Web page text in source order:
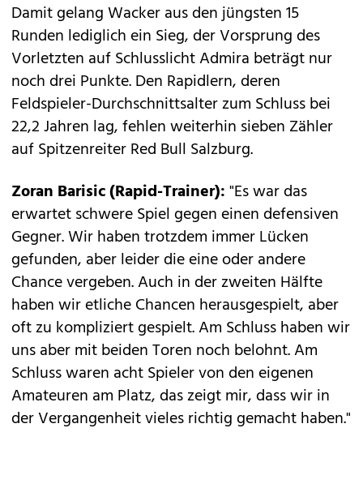
Damit gelang Wacker aus den jüngsten 15
Runden lediglich ein Sieg, der Vorsprung des
Vorletzten auf Schlusslicht Admira beträgt nur
noch drei Punkte. Den Rapidlern, deren
Feldspieler-Durchschnittsalter zum Schluss bei
22,2 Jahren lag, fehlen weiterhin sieben Zähler
auf Spitzenreiter Red Bull Salzburg.
Zoran Barisic (Rapid-Trainer):"Es war das
erwartet schwere Spiel gegen einen defensiven
Gegner. Wir haben trotzdem immer Lücken
gefunden, aber leider die eine oder andere
Chance vergeben. Auch in der zweiten Hälfte
haben wir etliche Chancen herausgespielt, aber
oft zu kompliziert gespielt. Am Schluss haben wir
uns aber mit beiden Toren noch belohnt. Am
Schluss waren acht Spieler von den eigenen
Amateuren am Platz, das zeigt mir, dass wir in
der Vergangenheit vieles richtig gemacht haben."